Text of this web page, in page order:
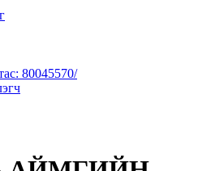
80045570/